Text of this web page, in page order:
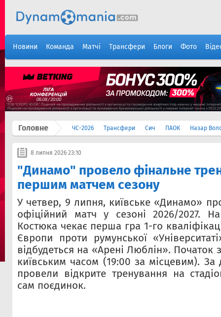
Новини Команда Матчі Трансфери Блоги Фото
Головне ЧС-2026 Трансфери Сич ПАОК Назар
8 липня 2026 23:10
"Динамо" провело фінальне
першим матчем сезону
У четвер, 9 липня, київське «Динамо»
офіційний матч у сезоні 2026/2027. На
Костюка чекає перша гра 1-го
Європи проти румунської
відбудеться на «Арені Люблін». Початок
київським часом (19:00 за місцевим).
провели відкрите тренування на
сам поєдинок.